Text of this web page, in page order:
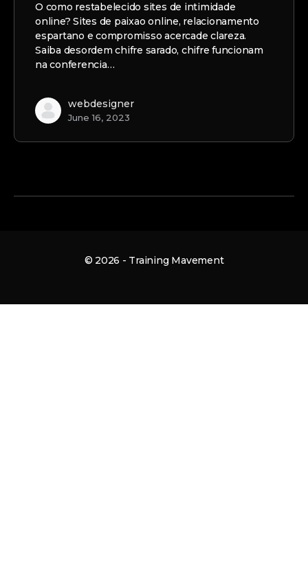
O como restabelecido sites de intimidade
online? Sites de paixao online, relacionamento
espartano e compromisso acercade clareza.
Saiba desordem chifre sarado, chifre funcionam
na conferencia…
webdesigner
June 16, 2023
© 2026 - Training Mavement